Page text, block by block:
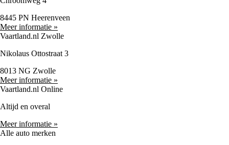
8445 PN Heerenveen
Meer informatie »
Vaartland.nl Zwolle
Nikolaus Ottostraat 3
8013 NG Zwolle
Meer informatie »
Vaartland.nl Online
Altijd en overal
Meer informatie »
Alle auto merken